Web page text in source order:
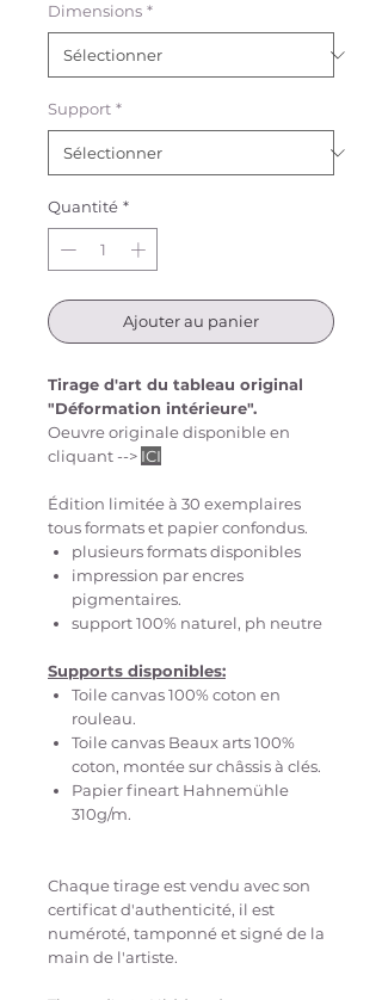
Dimensions *
Support *
Quantité *
Ajouter au panier
Tirage d'art du tableau original
"Déformation intérieure".
Oeuvre originale disponible en
cliquant --> ICI
Édition limitée à 30 exemplaires
tous formats et papier confondus.
plusieurs formats disponibles
impression par encres
pigmentaires.
support 100% naturel, ph neutre
Supports disponibles:
Toile canvas 100% coton en
rouleau.
Toile canvas Beaux arts 100%
coton, montée sur châssis à clés.
Papier fineart Hahnemühle
310g/m.
Chaque tirage est vendu avec son
certificat d'authenticité, il est
numéroté, tamponné et signé de la
main de l'artiste.